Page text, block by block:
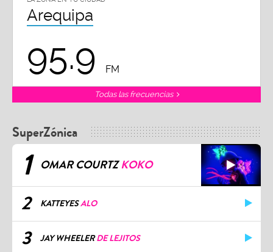
Arequipa
95.9 FM
Todas las frecuencias
SuperZónica
1 OMAR COURTZKOKO
2 KATTEYESALO
3 JAY WHEELERDE LEJITOS